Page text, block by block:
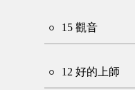
15 觀音
12 好的上師